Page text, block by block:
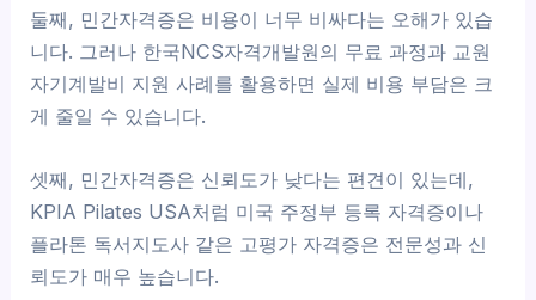
둘째, 민간자격증은 비용이 너무 비싸다는 오해가 있습
니다. 그러나 한국NCS자격개발원의 무료 과정과 교원
자기계발비 지원 사례를 활용하면 실제 비용 부담은 크
게 줄일 수 있습니다.
셋째, 민간자격증은 신뢰도가 낮다는 편견이 있는데,
KPIA Pilates USA처럼 미국 주정부 등록 자격증이나
플라톤 독서지도사 같은 고평가 자격증은 전문성과 신
뢰도가 매우 높습니다.